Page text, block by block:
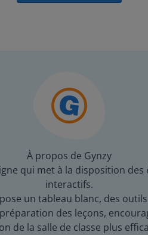
À propos de Gynzy
qui met à la disposition des
interactifs.
un tableau blanc, des
des leçons,
de la salle de classe plus